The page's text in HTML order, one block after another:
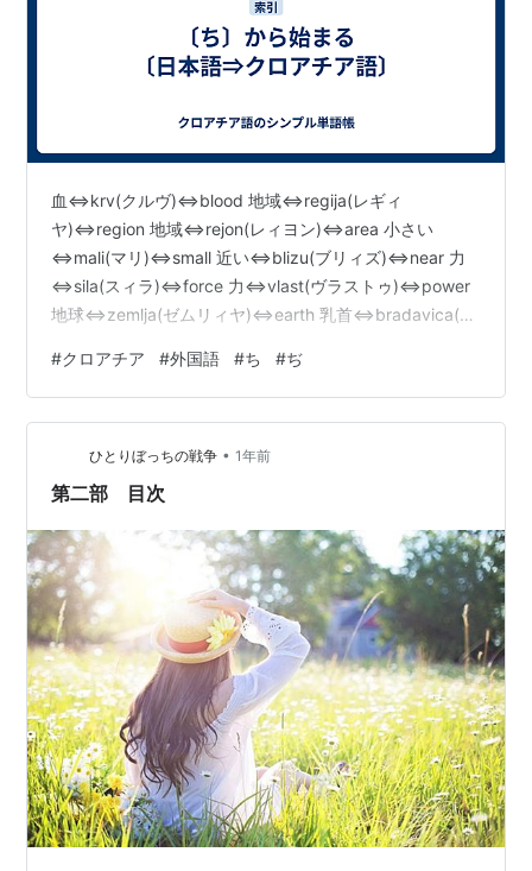
血⇔krv(クルヴ)⇔blood 地域⇔regija(レギィ
ヤ)⇔region 地域⇔rejon(レィヨン)⇔area 小さい
⇔mali(マリ)⇔small 近い⇔blizu(ブリィズ)⇔near 力
⇔sila(スィラ)⇔force 力⇔vlast(ヴラストゥ)⇔power
地球⇔zemlja(ゼムリィヤ)⇔earth 乳首⇔bradavica(ブ
ア)⇔topography チーズ⇔sir(スィル)⇔cheese 父
⇔otac(オタツ)⇔father 父親⇔otac(オタツ)⇔father
地平線⇔horizont(ホリゾ…
#クロアチア #外国語 #ち #ぢ
ひとりぼっちの戦争 • 1年前
第二部 目次